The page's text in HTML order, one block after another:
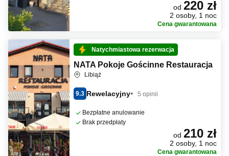
od 220 zł
2 osoby, 1 noc
Cena gwarantowana
Natychmiastowa rezerwacja
NATA Pokoje Gościnne Restauracja
Libiąż
9.3 Rewelacyjny 5 opinii
Bezpłatne anulowanie
Brak przedpłaty
od 210 zł
2 osoby, 1 noc
Cena gwarantowana